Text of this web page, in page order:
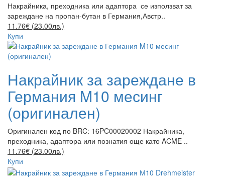
Накрайника, преходника или адаптора се използват за
зареждане на пропан-бутан в Германия,Австр..
11.76€ (23.00лв.)
Купи
Накрайник за зареждане в
Германия M10 месинг
(оригинален)
Оригинален код по BRC: 16PC00020002 Накрайника,
преходника, адаптора или познатия още като ACME ..
11.76€ (23.00лв.)
Купи